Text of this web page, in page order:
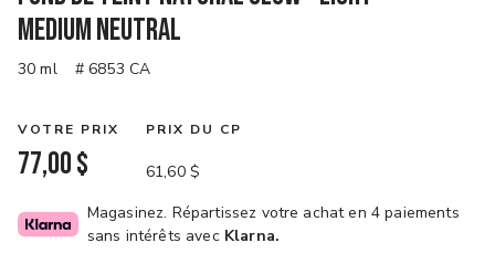
Medium Neutral
30 ml # 6853 CA
VOTRE PRIX
77,00 $
PRIX DU CP
61,60 $
Magasinez. Répartissez votre achat en 4 paiements
sans intérêts avec Klarna.